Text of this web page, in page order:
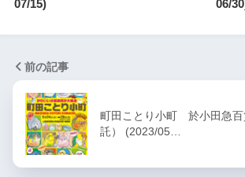
07/15) 06/
前の記事
町田ことり小町 於小田急百
託） (2023/05…